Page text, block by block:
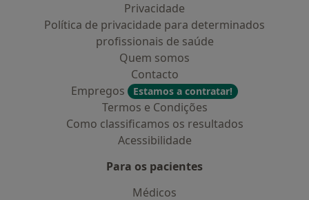
Privacidade
Política de privacidade para determinados
profissionais de saúde
Quem somos
Contacto
Empregos
Estamos a contratar!
Termos e Condições
Como classificamos os resultados
Acessibilidade
Para os pacientes
Médicos